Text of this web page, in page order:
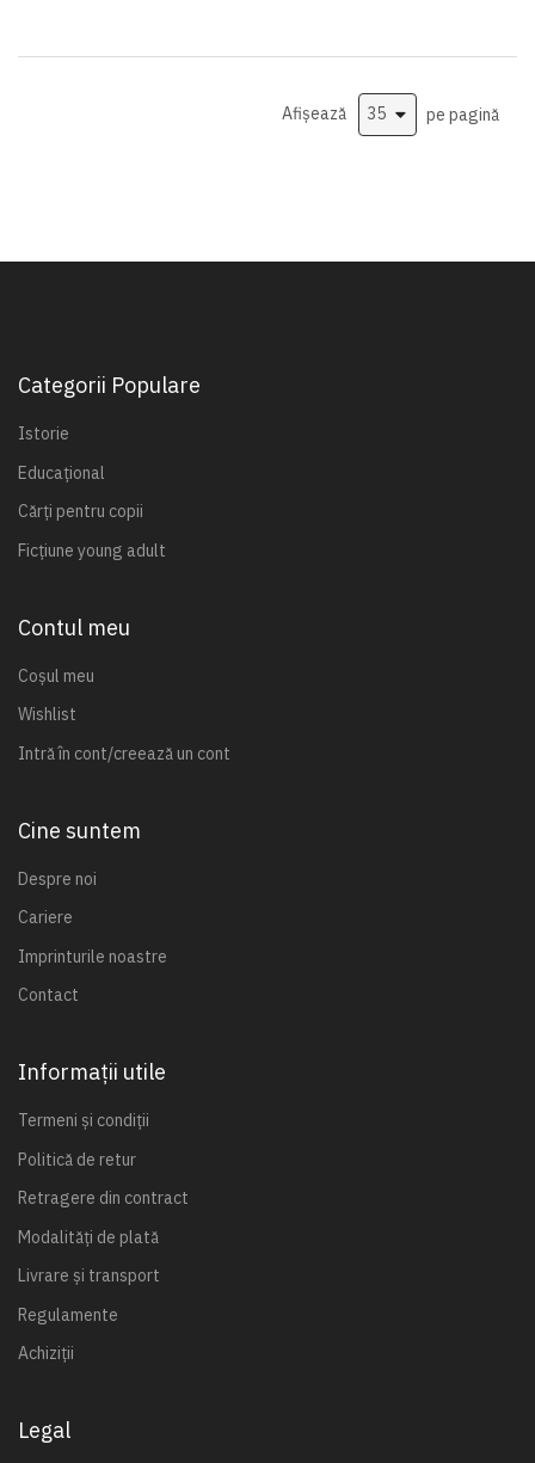
Afișează pe pagină
Categorii Populare
Istorie
Educațional
Cărți pentru copii
Ficțiune young adult
Contul meu
Coșul meu
Wishlist
Intră în cont/creează un cont
Cine suntem
Despre noi
Cariere
Imprinturile noastre
Contact
Informații utile
Termeni și condiții
Politică de retur
Retragere din contract
Modalități de plată
Livrare și transport
Regulamente
Achiziții
Legal